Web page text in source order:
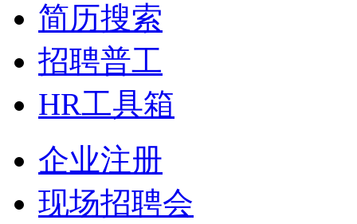
简历搜索
招聘普工
HR工具箱
企业注册
现场招聘会